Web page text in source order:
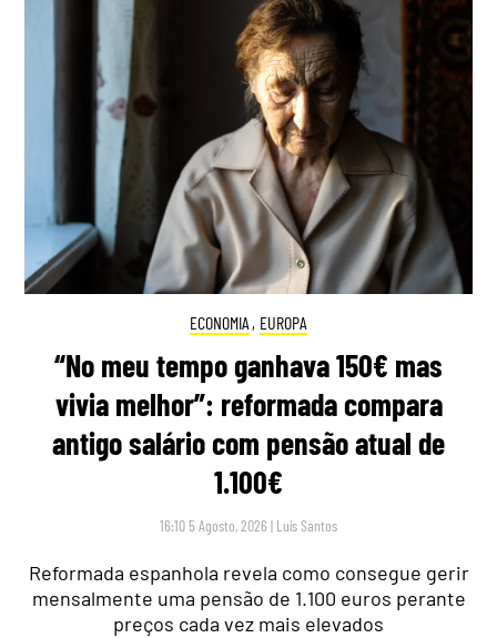
ECONOMIA , EUROPA
“No meu tempo ganhava 150€ mas
vivia melhor”: reformada compara
antigo salário com pensão atual de
1.100€
16:10 5 Agosto, 2026 | Luís Santos
Reformada espanhola revela como consegue gerir
mensalmente uma pensão de 1.100 euros perante
preços cada vez mais elevados